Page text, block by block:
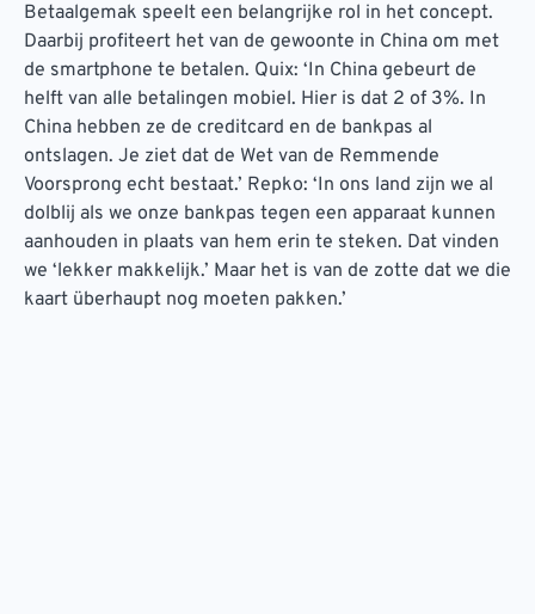
Betaalgemak speelt een belangrijke rol in het concept.
Daarbij profiteert het van de gewoonte in China om met
de smartphone te betalen. Quix: ‘In China gebeurt de
helft van alle betalingen mobiel. Hier is dat 2 of 3%. In
China hebben ze de creditcard en de bankpas al
ontslagen. Je ziet dat de Wet van de Remmende
Voorsprong echt bestaat.’ Repko: ‘In ons land zijn we al
dolblij als we onze bankpas tegen een apparaat kunnen
aanhouden in plaats van hem erin te steken. Dat vinden
we ‘lekker makkelijk.’ Maar het is van de zotte dat we die
kaart überhaupt nog moeten pakken.’